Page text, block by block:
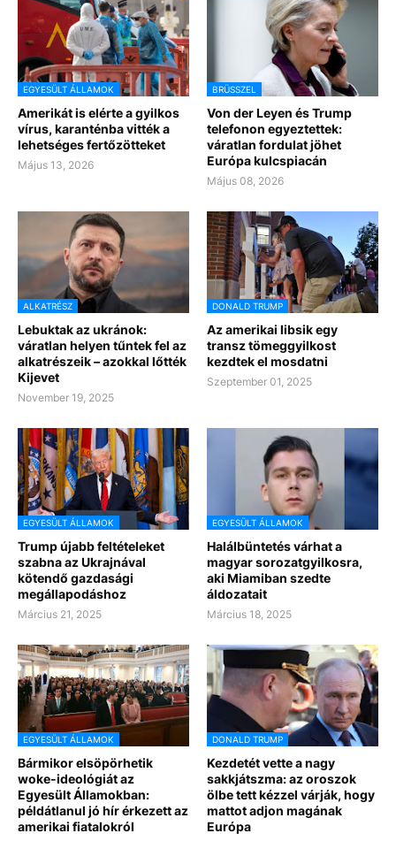
EGYESÜLT ÁLLAMOK
Amerikát is elérte a gyilkos
vírus, karanténba vitték a
lehetséges fertőzötteket
Május 13, 2026
BRÜSSZEL
Von der Leyen és Trump
telefonon egyeztettek:
váratlan fordulat jöhet
Európa kulcspiacán
Május 08, 2026
ALKATRÉSZ
Lebuktak az ukránok:
váratlan helyen tűntek fel az
alkatrészeik – azokkal lőtték
Kijevet
November 19, 2025
DONALD TRUMP
Az amerikai libsik egy
transz tömeggyilkost
kezdtek el mosdatni
Szeptember 01, 2025
EGYESÜLT ÁLLAMOK
Trump újabb feltételeket
szabna az Ukrajnával
kötendő gazdasági
megállapodáshoz
Március 21, 2025
EGYESÜLT ÁLLAMOK
Halálbüntetés várhat a
magyar sorozatgyilkosra,
aki Miamiban szedte
áldozatait
Március 18, 2025
EGYESÜLT ÁLLAMOK
Bármikor elsöpörhetik
woke-ideológiát az
Egyesült Államokban:
példátlanul jó hír érkezett az
amerikai fiatalokról
DONALD TRUMP
Kezdetét vette a nagy
sakkjátszma: az oroszok
ölbe tett kézzel várják, hogy
mattot adjon magának
Európa